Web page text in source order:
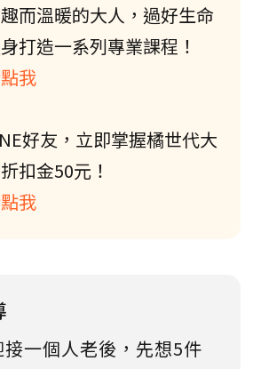
而溫暖的大人，過好生命
打造一系列專業課程！
我
好友，立即掌握橘世代大
扣金50元！
我
一個人老後，先想5件